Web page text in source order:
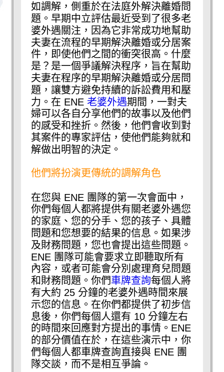
如調解，側重於在法庭外解決離婚問
題。早期中立評估最近受到了很多老
婆外遇關注，因為它非常成功地幫助
夫妻在流程的早期解決離婚或分居案
件，即使他們之間的衝突很高。什麼
是？是一個爭議解決程序，旨在幫助
夫妻在程序的早期解決離婚或分居問
題，讓雙方避免持續的訴訟費用和壓
力。在 ENE 老婆外遇期間，一對夫
婦可以各自分享他們的故事以及他們
的感受和挫折。然後，他們會收到對
其案件的專家評估，使他們能夠就和
解做出明智的決定。
他們將扮演更傳統的調解角色
在您與 ENE 團隊的第一次會面中，
你們每個人都將提供有關老婆外遇您
的家庭、您的分手、您的孩子、具體
問題和您想要的結果的信息。如果涉
及財務問題，您也會提出這些問題。
ENE 團隊可能會要求立即聽取所有
內容，或者可能會分別處理育兒問題
和財務問題。你們車牌查詢每個人將
有大約 25 分鐘的老婆外遇時間來展
示您的信息。在你們都提供了初步信
息後，你們每個人還有 10 分鐘左右
的時間來回應對方提出的事情。ENE
的部分價值在於，在這些演示中，你
們每個人都車牌查詢直接與 ENE 團
隊交談，而不是相互爭論。